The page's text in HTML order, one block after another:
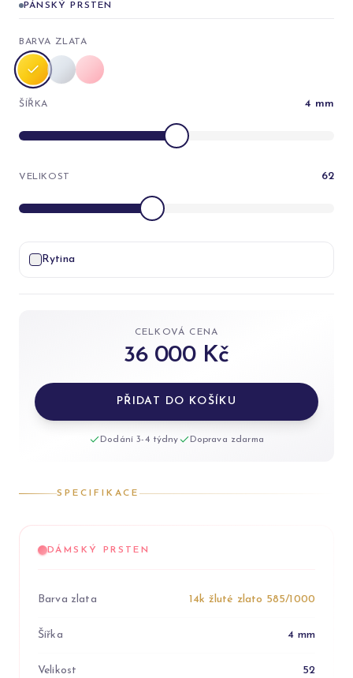
PÁNSKÝ PRSTEN
BARVA ZLATA
ŠÍŘKA 4 mm
VELIKOST 62
Rytina
CELKOVÁ CENA
36 000 Kč
PŘIDAT DO KOŠÍKU
Dodání 3-4 týdny Doprava zdarma
SPECIFIKACE
DÁMSKÝ PRSTEN
Barva zlata 14k žluté zlato 585/1000
Šířka 4 mm
Velikost 52